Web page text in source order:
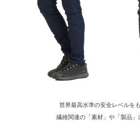
世界最高水準の安全レベルをも
繊維関連の「素材」や「製品」